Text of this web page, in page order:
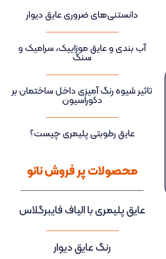
دانستنی‌های ضروری عایق دیوار
آب بندی و عایق موزاییک، سرامیک و
سنگ
تاثیر شیوه رنگ آمیزی داخل ساختمان بر
دکوراسیون
عایق رطوبتی پلیمری چیست؟
محصولات پر فروش نانو
عایق پلیمری با الیاف فایبرگلاس
رنگ عایق دیوار